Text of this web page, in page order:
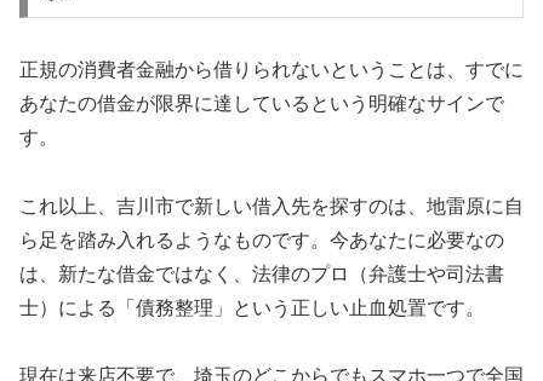
正規の消費者金融から借りられないということは、すでに
あなたの借金が限界に達しているという明確なサインで
す。
これ以上、吉川市で新しい借入先を探すのは、地雷原に自
ら足を踏み入れるようなものです。今あなたに必要なの
は、新たな借金ではなく、法律のプロ（弁護士や司法書
士）による「債務整理」という正しい止血処置です。
現在は来店不要で、埼玉のどこからでもスマホ一つで全国